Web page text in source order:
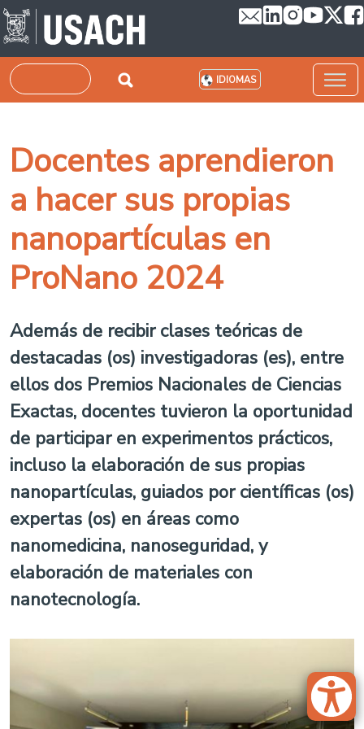
Pasar al contenido principal
Buscar IDIOMAS
Docentes aprendieron
a hacer sus propias
nanopartículas en
ProNano 2024
Además de recibir clases teóricas de
destacadas (os) investigadoras (es), entre
ellos dos Premios Nacionales de Ciencias
Exactas, docentes tuvieron la oportunidad
de participar en experimentos prácticos,
incluso la elaboración de sus propias
nanopartículas, guiados por científicas (os)
expertas (os) en áreas como
nanomedicina, nanoseguridad, y
elaboración de materiales con
nanotecnología.